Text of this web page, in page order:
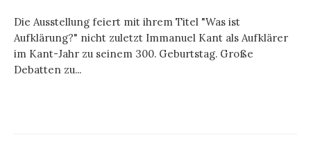
Die Ausstellung feiert mit ihrem Titel "Was ist
Aufklärung?" nicht zuletzt Immanuel Kant als Aufklärer
im Kant-Jahr zu seinem 300. Geburtstag. Große
Debatten zu...